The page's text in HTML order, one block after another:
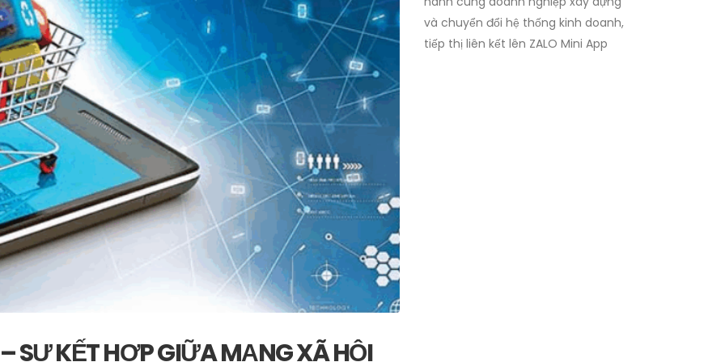
SỰ KẾT HỢP GIỮA MẠNG XÃ HỘI
và chuyển đổi hệ thống kinh doanh,
tiếp thị liên kết lên ZALO Mini App